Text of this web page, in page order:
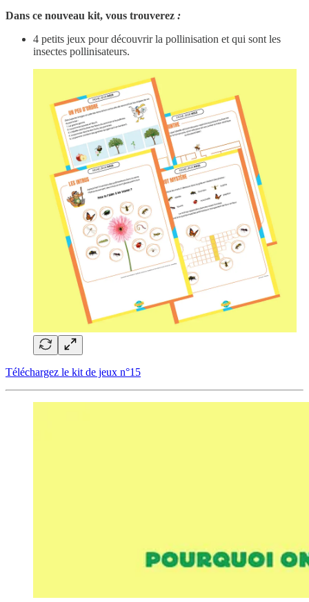
Dans ce nouveau kit, vous trouverez :
4 petits jeux pour découvrir la pollinisation et qui sont les
insectes pollinisateurs.
Téléchargez le kit de jeux n°15